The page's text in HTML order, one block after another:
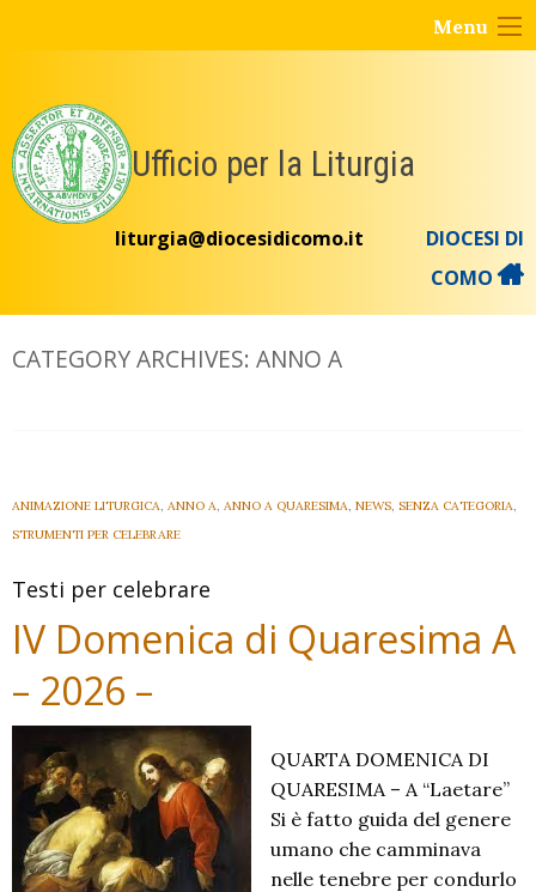
Menu
Ufficio per la Liturgia
liturgia@diocesidicomo.it
DIOCESI DI
COMO
CATEGORY ARCHIVES: ANNO A
ANIMAZIONE LITURGICA, ANNO A, ANNO A QUARESIMA, NEWS, SENZA CATEGORIA,
STRUMENTI PER CELEBRARE
Testi per celebrare
IV Domenica di Quaresima A
– 2026 –
QUARTA DOMENICA DI
QUARESIMA – A “Laetare”
Si è fatto guida del genere
umano che camminava
nelle tenebre per condurlo